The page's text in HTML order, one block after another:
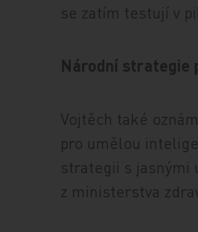
se zatím testují v
Národní strategie
Vojtěch také
pro umělou
strategii s jasnými
z ministerstva